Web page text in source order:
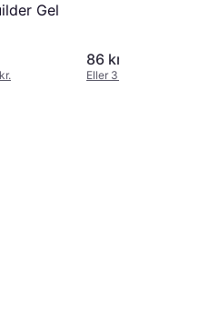
Gel
86 kr.
Eller 3 betalinger af 29 kr.